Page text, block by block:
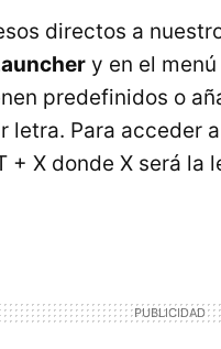
directos a
y en el
predefinidos o
letra. Para acceder
+ X donde X será